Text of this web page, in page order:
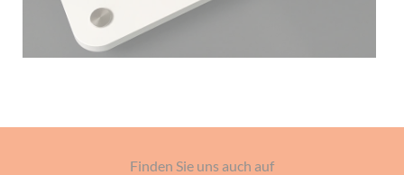
Finden Sie uns auch auf